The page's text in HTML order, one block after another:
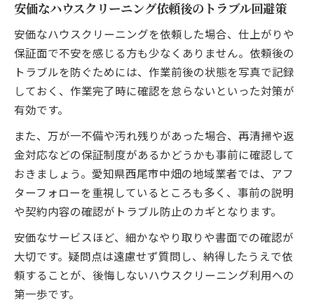
安価なハウスクリーニング依頼後のトラブル回避策
安価なハウスクリーニングを依頼した場合、仕上がりや
保証面で不安を感じる方も少なくありません。依頼後の
トラブルを防ぐためには、作業前後の状態を写真で記録
しておく、作業完了時に確認を怠らないといった対策が
有効です。
また、万が一不備や汚れ残りがあった場合、再清掃や返
金対応などの保証制度があるかどうかも事前に確認して
おきましょう。愛知県西尾市中畑の地域業者では、アフ
ターフォローを重視しているところも多く、事前の説明
や契約内容の確認がトラブル防止のカギとなります。
安価なサービスほど、細かなやり取りや書面での確認が
大切です。疑問点は遠慮せず質問し、納得したうえで依
頼することが、後悔しないハウスクリーニング利用への
第一歩です。